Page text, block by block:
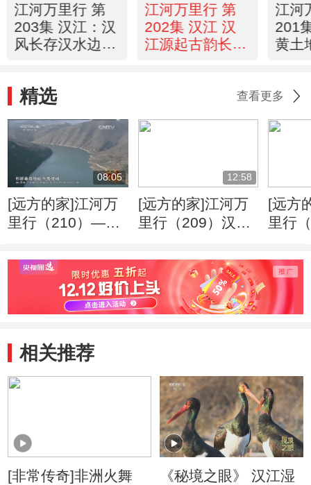
江河万里行 第
203集 汉江：汉
风长存汉水边
江河万里行 第
202集 汉江 汉
江源起古韵长
江河
201
黄土
精选 查看更多
08:05
[远方的家]江河万
里行（210）——
小三峡”
12:58
[远方的家]江河万
里行（209）汉
[远方
里行
浪之水
相关推荐
[非常传奇]非洲火舞
《秘境之眼》 汉江湿